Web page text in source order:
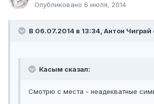
Опубликовано 6 июля, 2014
В 06.07.2014 в 13:34, Антон Чиграй
Касым сказал:
Смотрю с места - неадекватные